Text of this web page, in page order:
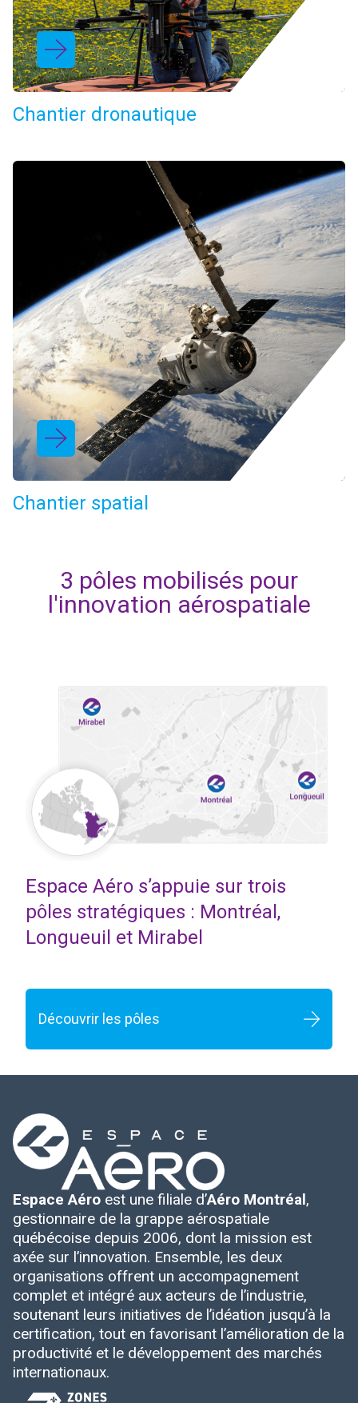
Chantier dronautique
Chantier spatial
3 pôles mobilisés pour
l'innovation aérospatiale
Espace Aéro s’appuie sur trois
pôles stratégiques : Montréal,
Longueuil et Mirabel
Découvrir les pôles
Espace Aéro est une filiale d’Aéro Montréal,
gestionnaire de la grappe aérospatiale
québécoise depuis 2006, dont la mission est
axée sur l’innovation. Ensemble, les deux
organisations offrent un accompagnement
complet et intégré aux acteurs de l’industrie,
soutenant leurs initiatives de l’idéation jusqu’à la
certification, tout en favorisant l’amélioration de la
productivité et le développement des marchés
internationaux.